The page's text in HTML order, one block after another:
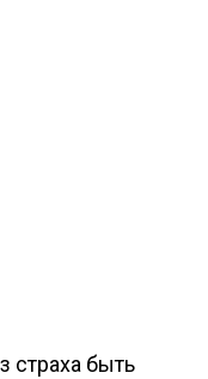
страха быть